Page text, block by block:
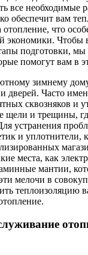
все необходимые
обеспечит вам
что
экономики. Чтобы
подготовки,
помогут вам в
зимнему дому
дверей. Часто
сквозняков и
щели и трещины,
устранения
и уплотнители,
места, как
мантии,
мелочи в
теплоизоляцию